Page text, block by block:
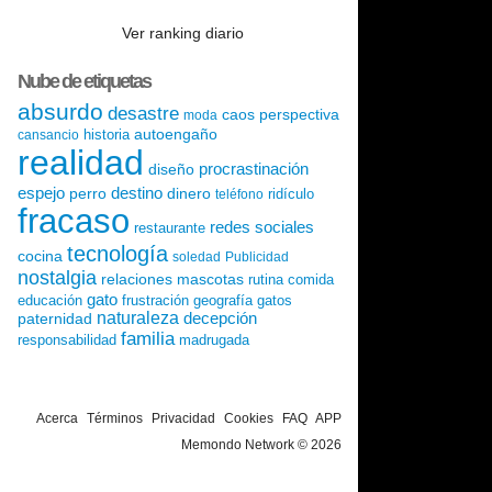
Ver ranking diario
Nube de etiquetas
absurdo desastre moda caos perspectiva
cansancio historia autoengaño
realidad diseño procrastinación
espejo perro destino dinero teléfono ridículo
fracaso restaurante redes sociales
cocina tecnología soledad Publicidad
nostalgia relaciones mascotas rutina comida
educación gato frustración geografía gatos
paternidad naturaleza decepción
responsabilidad familia madrugada
Acerca Términos Privacidad Cookies FAQ APP
Memondo Network © 2026